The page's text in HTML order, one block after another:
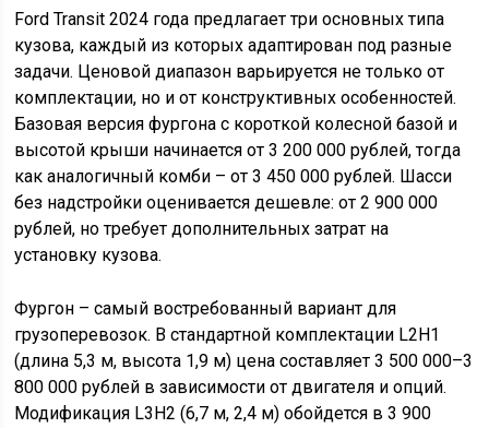
Ford Transit 2024 года предлагает три основных типа
кузова, каждый из которых адаптирован под разные
задачи. Ценовой диапазон варьируется не только от
комплектации, но и от конструктивных особенностей.
Базовая версия фургона с короткой колесной базой и
высотой крыши начинается от 3 200 000 рублей, тогда
как аналогичный комби – от 3 450 000 рублей. Шасси
без надстройки оценивается дешевле: от 2 900 000
рублей, но требует дополнительных затрат на
установку кузова.
Фургон – самый востребованный вариант для
грузоперевозок. В стандартной комплектации L2H1
(длина 5,3 м, высота 1,9 м) цена составляет 3 500 000–3
800 000 рублей в зависимости от двигателя и опций.
Модификация L3H2 (6,7 м, 2,4 м) обойдется в 3 900